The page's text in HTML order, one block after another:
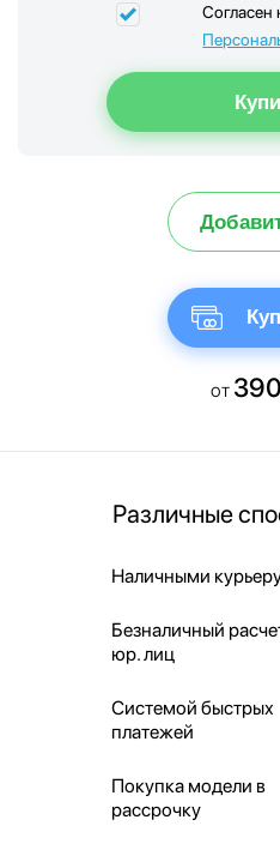
Согласен
от
Различные
Наличными
Безналичный
юр. лиц
Системой быстрых
платежей
Покупка модели в
рассрочку